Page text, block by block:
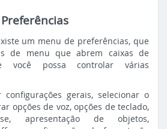
um menu de preferências, que
de menu que abrem caixas de
você possa controlar várias
configurações gerais, selecionar o
opções de voz, opções de teclado,
apresentação de objetos,